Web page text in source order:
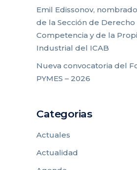
Emil Edissonov,
de la Sección de Derecho
Competencia y de la
Industrial del ICAB
Nueva convocatoria del
PYMES – 2026
Categorias
Actuales
Actualidad